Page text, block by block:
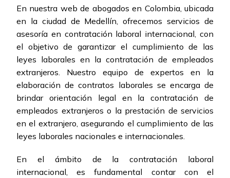
En nuestra web de abogados en Colombia, ubicada
en la ciudad de Medellín, ofrecemos servicios de
asesoría en contratación laboral internacional, con
el objetivo de garantizar el cumplimiento de las
leyes laborales en la contratación de empleados
extranjeros. Nuestro equipo de expertos en la
elaboración de contratos laborales se encarga de
brindar orientación legal en la contratación de
empleados extranjeros o la prestación de servicios
en el extranjero, asegurando el cumplimiento de las
leyes laborales nacionales e internacionales.
En el ámbito de la contratación laboral
internacional, es fundamental contar con el